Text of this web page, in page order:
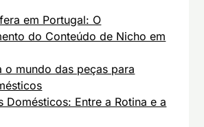
em Portugal: O
do Conteúdo de Nicho em
o mundo das peças para
Domésticos: Entre a Rotina e a